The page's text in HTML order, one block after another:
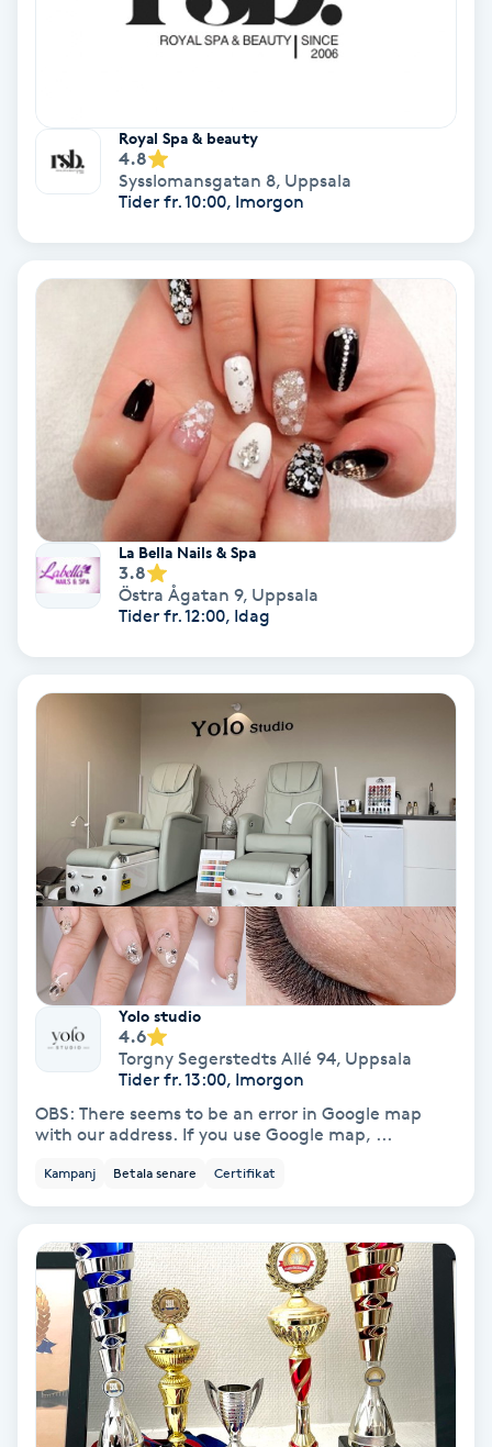
Makeup
Manikyr & Pedikyr
Massage
Medial vägledning
Medicinsk massage
Meditation
Megavolymfransar
Mesoterapi
MicroPen
Microshading
Mixfransar
Nagelförlängning
Nagelförlängning akryl
Nagelförlängning gelé
Nagelförlängning glasfiber
Nagelförstärkning
Nagelklippning
Nagelsvamp
Royal Spa & beauty
4.8
Sysslomansgatan 8, Uppsala
Tider fr. 10:00, Imorgon
La Bella Nails & Spa
3.8
Östra Ågatan 9, Uppsala
Tider fr. 12:00, Idag
Yolo studio
4.6
Torgny Segerstedts Allé 94, Uppsala
Tider fr. 13:00, Imorgon
OBS: There seems to be an error in Google map
with our address. If you use Google map, ...
Kampanj Betala senare Certifikat